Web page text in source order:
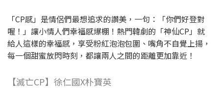
「CP感」是情侶們最想追求的讚美，一句：「你們好登對
喔！」讓小情人們幸福感爆棚！熱門韓劇的「神仙CP」就
給人這樣的幸福感，享受粉紅泡泡包圍、嘴角不自覺上揚，
每一個甜蜜放閃時刻，都讓兩人之間的距離更加靠近！
【滅亡CP】徐仁國X朴寶英